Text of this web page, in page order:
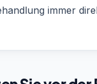
immer